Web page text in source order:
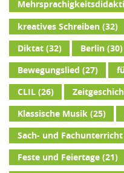
kreatives Schreiben(32)
Diktat(32) Berlin(30)
Bewegungslied (27)
CLIL(26)
Klassische Musik(25)
Sach- und Fachunterricht
Feste und Feiertage(21)